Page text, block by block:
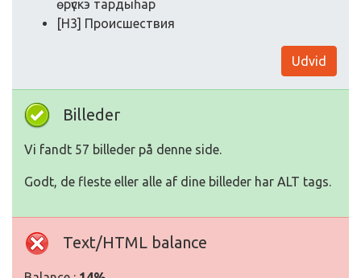
өрүскэ тардыһар
[H3] Прoисшествия
Udvid
Billeder
Vi fandt 57 billeder på denne side.
Godt, de fleste eller alle af dine billeder har ALT tags.
Text/HTML balance